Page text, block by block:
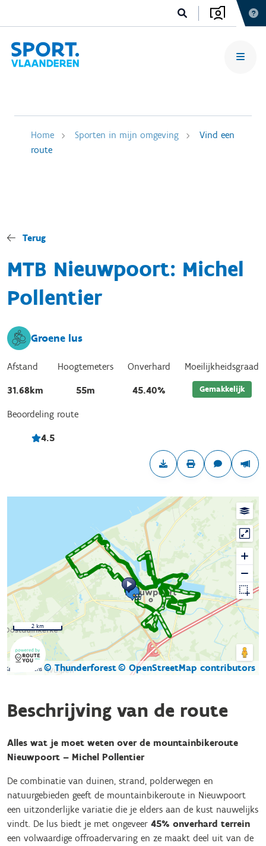
Home Sporten in mijn omgeving
Vind een
route
Terug
MTB Nieuwpoort: Michel
Pollentier
Groene lus
Afstand
31.68km
Hoogtemeters
55m
Onverhard
45.40%
Moeilijkheidsgraad
Gemakkelijk
Beoordeling route
4.5
Kaartgegevens © Thunderforest© OpenStreetMap contributors
2 km
Beschrijving van de route
Alles wat je moet weten over de mountainbikeroute
Nieuwpoort – Michel Pollentier
De combinatie van duinen, strand, polderwegen en
natuurgebieden geeft de mountainbikeroute in Nieuwpoort
een uitzonderlijke variatie die je elders aan de kust nauwelijks
vindt. De lus biedt je met ongeveer 45% onverhard terrein
een volwaardige offroadervaring en ze maakt deel uit van de